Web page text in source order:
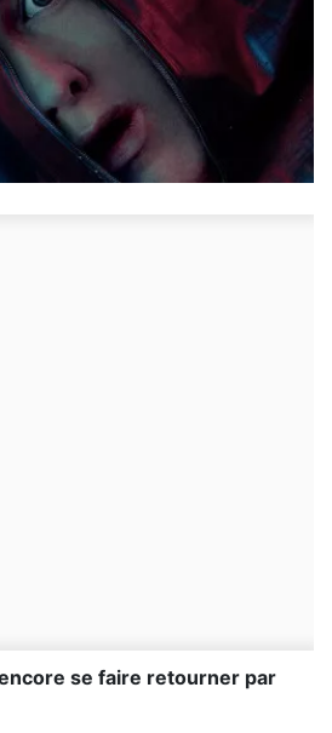
se faire retourner par